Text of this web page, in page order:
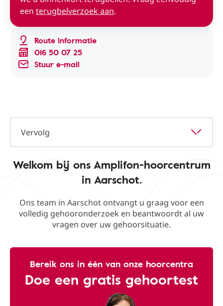
Route informatie
016 50 07 25
Stuur e-mail
een terugbelverzoek aan.
Vervolg
Welkom bij ons Amplifon-hoorcentrum
in Aarschot.
Ons team in Aarschot ontvangt u graag voor een
volledig gehooronderzoek en beantwoordt al uw
vragen over uw gehoorsituatie.
Bereik ons ​​in één van onze hoorcentra
Doe een gratis gehoortest